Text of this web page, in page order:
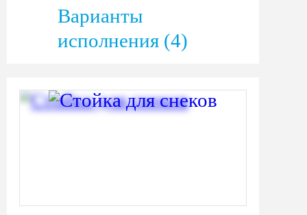
Варианты
исполнения (4)